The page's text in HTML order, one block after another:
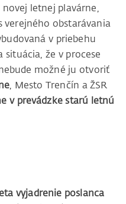
letnej plavárne,
verejného obstarávania
v priebehu
situácia, že v procese
možné ju otvoriť
, Mesto Trenčín a ŽSR
v prevádzke starú letnú
vyjadrenie poslanca